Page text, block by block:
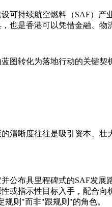
可持续航空燃料（SAF）
也是香港可以凭借金融、物
图转化为落地行动的关键
清晰度往往是吸引资本、
公布具里程碑式的SAF发
或指示性目标入手，配合
则"而非"跟规则"的角色。